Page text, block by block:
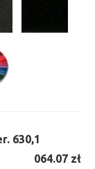
630,1
064.07 zł